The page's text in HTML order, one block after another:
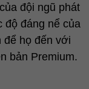
đội ngũ phát
độ đáng nể của
họ đến với
bản Premium.